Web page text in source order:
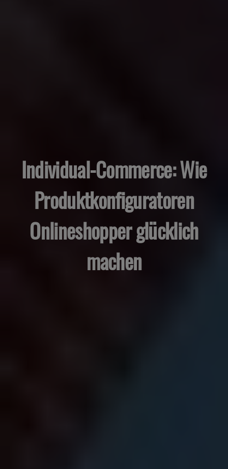
Individual-Commerce: Wie
Produktkonfiguratoren
Onlineshopper glücklich
machen